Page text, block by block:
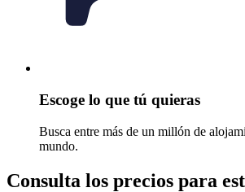
Escoge lo que tú quieras
Busca entre más de un millón de
mundo.
Consulta los precios para